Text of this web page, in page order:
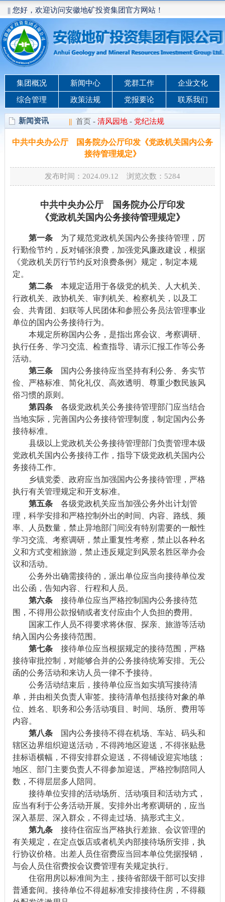
|| 您好，欢迎访问安徽地矿投资集团官方网站！
集团概况 新闻中心 党群工作 企业文化
综合管理 政策法规 党报要论 联系我们
新闻资讯 || 首页 - 清风园地 - 党纪法规
中共中央办公厅 国务院办公厅印发《党政机关国内公务
接待管理规定》
发布时间：2024.09.12 浏览次数： 5284
中共中央办公厅 国务院办公厅印发
《党政机关国内公务接待管理规定》
第一条 为了规范党政机关国内公务接待管理，厉
行勤俭节约，反对铺张浪费，加强党风廉政建设，根据
《党政机关厉行节约反对浪费条例》规定，制定本规
定。
第二条 本规定适用于各级党的机关、人大机关、
行政机关、政协机关、审判机关、检察机关，以及工
会、共青团、妇联等人民团体和参照公务员法管理事业
单位的国内公务接待行为。
本规定所称国内公务，是指出席会议、考察调研、
执行任务、学习交流、检查指导、请示汇报工作等公务
活动。
第三条 国内公务接待应当坚持有利公务、务实节
俭、严格标准、简化礼仪、高效透明、尊重少数民族风
俗习惯的原则。
第四条 各级党政机关公务接待管理部门应当结合
当地实际，完善国内公务接待管理制度，制定国内公务
接待标准。
县级以上党政机关公务接待管理部门负责管理本级
党政机关国内公务接待工作，指导下级党政机关国内公
务接待工作。
乡镇党委、政府应当加强国内公务接待管理，严格
执行有关管理规定和开支标准。
第五条 各级党政机关应当加强公务外出计划管
理，科学安排和严格控制外出的时间、内容、路线、频
率、人员数量，禁止异地部门间没有特别需要的一般性
学习交流、考察调研，禁止重复性考察，禁止以各种名
义和方式变相旅游，禁止违反规定到风景名胜区举办会
议和活动。
公务外出确需接待的，派出单位应当向接待单位发
出公函，告知内容、行程和人员。
第六条 接待单位应当严格控制国内公务接待范
围，不得用公款报销或者支付应由个人负担的费用。
国家工作人员不得要求将休假、探亲、旅游等活动
纳入国内公务接待范围。
第七条 接待单位应当根据规定的接待范围，严格
接待审批控制，对能够合并的公务接待统筹安排。无公
函的公务活动和来访人员一律不予接待。
公务活动结束后，接待单位应当如实填写接待清
单，并由相关负责人审签。接待清单包括接待对象的单
位、姓名、职务和公务活动项目、时间、场所、费用等
内容。
第八条 国内公务接待不得在机场、车站、码头和
辖区边界组织迎送活动，不得跨地区迎送，不得张贴悬
挂标语横幅，不得安排群众迎送，不得铺设迎宾地毯；
地区、部门主要负责人不得参加迎送。严格控制陪同人
数，不得层层多人陪同。
接待单位安排的活动场所、活动项目和活动方式，
应当有利于公务活动开展。安排外出考察调研的，应当
深入基层、深入群众，不得走过场、搞形式主义。
第九条 接待住宿应当严格执行差旅、会议管理的
有关规定，在定点饭店或者机关内部接待场所安排，执
行协议价格。出差人员住宿费应当回本单位凭据报销，
与会人员住宿费按会议费管理有关规定执行。
住宿用房以标准间为主，接待省部级干部可以安排
普通套间。接待单位不得超标准安排接待住房，不得额